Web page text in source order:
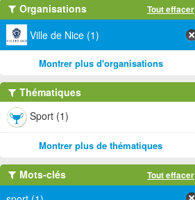
Organisations Tout effacer
Ville de Nice (1)
Montrer plus d'organisations
Thématiques
Sport (1)
Montrer plus de thématiques
Mots-clés Tout effacer